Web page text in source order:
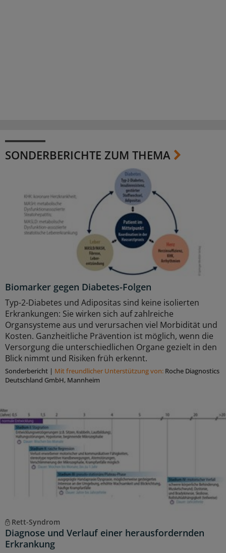
SONDERBERICHTE ZUM THEMA
Biomarker gegen Diabetes-Folgen
Typ-2-Diabetes und Adipositas sind keine isolierten
Erkrankungen: Sie wirken sich auf zahlreiche
Organsysteme aus und verursachen viel Morbidität und
Kosten. Ganzheitliche Prävention ist möglich, wenn die
Versorgung die unterschiedlichen Organe gezielt in den
Blick nimmt und Risiken früh erkennt.
Sonderbericht | Mit freundlicher Unterstützung von: Roche Diagnostics
Deutschland GmbH, Mannheim
Rett-Syndrom
Diagnose und Verlauf einer herausfordernden
Erkrankung